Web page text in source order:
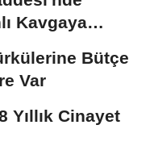
Kavgaya
Bütçe
Var
Yıllık Cinayet